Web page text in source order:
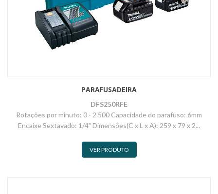
PARAFUSADEIRA
DFS250RFE
Rotações por minuto: 0 - 2.500 Capacidade do parafuso: 6mm
Encaixe Sextavado: 1/4" Dimensões(C x L x A): 259 x 79 x 2...
VER PRODUTO